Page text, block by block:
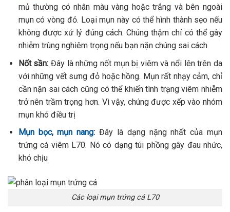
mủ thường có nhân màu vàng hoặc trắng và bên ngoài
mụn có vòng đỏ. Loại mụn này có thể hình thành sẹo nếu
không được xử lý đúng cách. Chúng thậm chí có thể gây
nhiễm trùng nghiêm trọng nếu bạn nặn chúng sai cách
Nốt sần: Đây là những nốt mụn bị viêm và nổi lên trên da
với những vết sưng đỏ hoặc hồng. Mụn rất nhạy cảm, chỉ
cần nặn sai cách cũng có thể khiến tình trạng viêm nhiễm
trở nên trầm trọng hơn. Vì vậy, chúng được xếp vào nhóm
mụn khó điều trị
Mụn bọc,mụn nang: Đây là dạng nặng nhất của mụn
trứng cá viêm L70. Nó có dạng túi phồng gây đau nhức,
khó chịu
Các loại mụn trứng cá L70